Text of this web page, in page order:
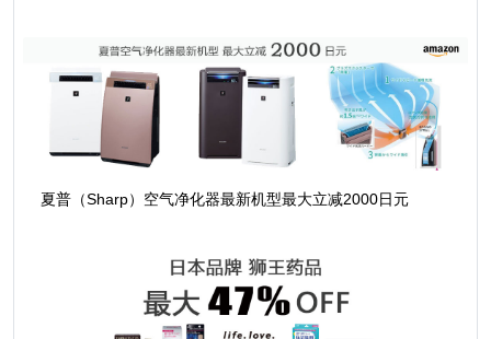
夏普（Sharp）空气净化器最新机型最大立减2000日元